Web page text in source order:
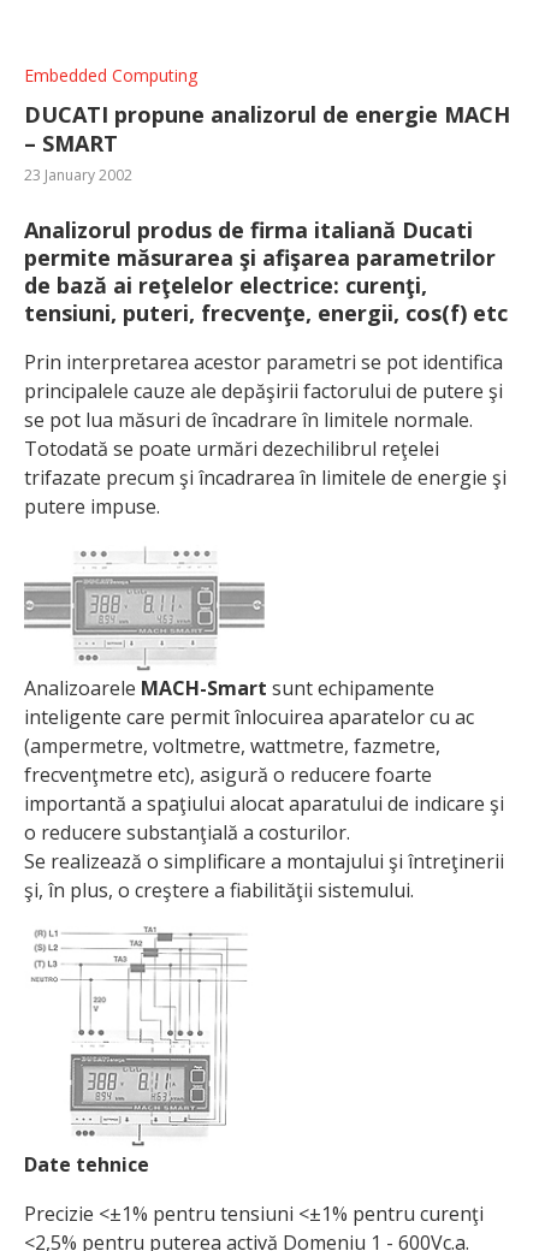
Embedded Computing
DUCATI propune analizorul de energie MACH
– SMART
23 January 2002
Analizorul produs de firma italiană Ducati
permite măsurarea şi afişarea parametrilor
de bază ai reţelelor electrice: curenţi,
tensiuni, puteri, frecvenţe, energii, cos(f) etc
Prin interpretarea acestor parametri se pot identifica
principalele cauze ale depăşirii factorului de putere şi
se pot lua măsuri de încadrare în limitele normale.
Totodată se poate urmări dezechilibrul reţelei
trifazate precum şi încadrarea în limitele de energie şi
putere impuse.
Analizoarele MACH-Smart sunt echipamente
inteligente care permit înlocuirea aparatelor cu ac
(ampermetre, voltmetre, wattmetre, fazmetre,
frecvenţmetre etc), asigură o reducere foarte
importantă a spaţiului alocat aparatului de indicare şi
o reducere substanţială a costurilor.
Se realizează o simplificare a montajului şi întreţinerii
şi, în plus, o creştere a fiabilităţii sistemului.
Date tehnice
Precizie <±1% pentru tensiuni <±1% pentru curenţi
<2,5% pentru puterea activă Domeniu 1 - 600Vc.a.